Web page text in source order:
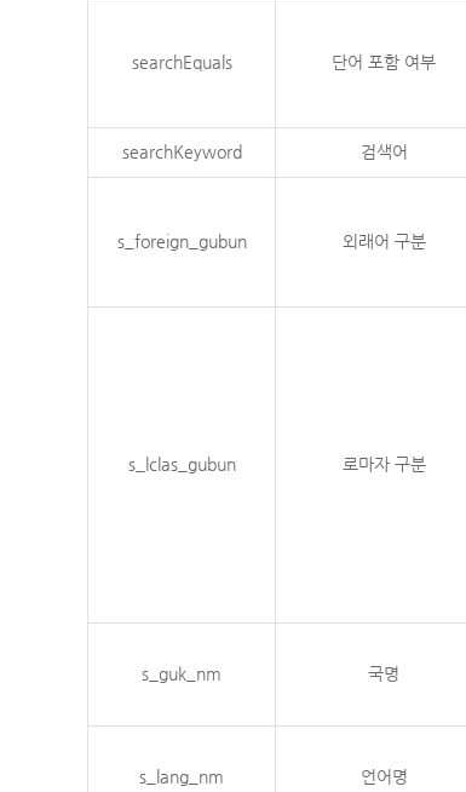
searchEquals 단어 포함 여부
searchKeyword 검색어
s_foreign_gubun 외래어 구분
s_lclas_gubun 로마자 구분
s_guk_nm 국명
s_lang_nm 언어명